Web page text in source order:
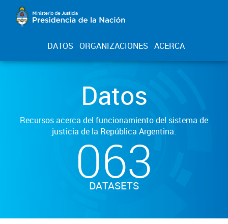
DATOS ORGANIZACIONES ACERCA
Datos
Recursos acerca del funcionamiento del sistema de
justicia de la República Argentina.
063
DATASETS